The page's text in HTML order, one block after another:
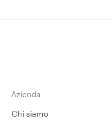
Azienda
Chi siamo